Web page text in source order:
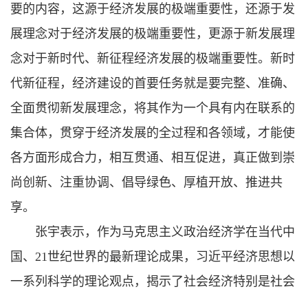
要的内容，这源于经济发展的极端重要性，还源于发
展理念对于经济发展的极端重要性，更源于新发展理
念对于新时代、新征程经济发展的极端重要性。新时
代新征程，经济建设的首要任务就是要完整、准确、
全面贯彻新发展理念，将其作为一个具有内在联系的
集合体，贯穿于经济发展的全过程和各领域，才能使
各方面形成合力，相互贯通、相互促进，真正做到崇
尚创新、注重协调、倡导绿色、厚植开放、推进共
享。
张宇表示，作为马克思主义政治经济学在当代中
国、21世纪世界的最新理论成果，习近平经济思想以
一系列科学的理论观点，揭示了社会经济特别是社会